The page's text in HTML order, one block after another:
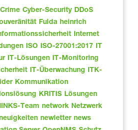
Cyber-Security DDoS
Fulda heinrich
Internet
ISO ISO-27001:2017 IT
IT-Lösungen IT-Monitoring
IT-Überwachung
ITK-
Kommunikation
KRITIS Lösungen
Team network Netzwerk
newletter news